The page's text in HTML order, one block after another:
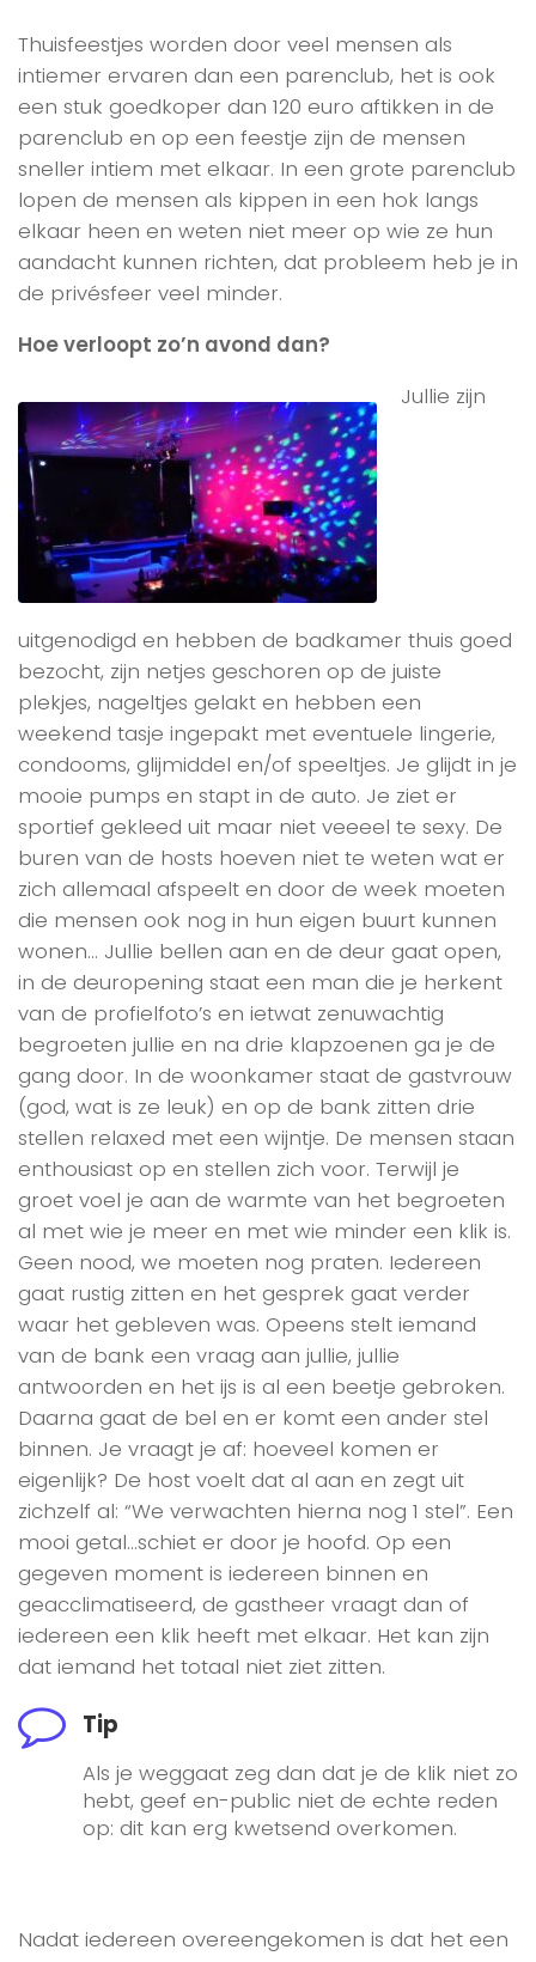
Thuisfeestjes worden door veel mensen als
intiemer ervaren dan een parenclub, het is ook
een stuk goedkoper dan 120 euro aftikken in de
parenclub en op een feestje zijn de mensen
sneller intiem met elkaar. In een grote parenclub
lopen de mensen als kippen in een hok langs
elkaar heen en weten niet meer op wie ze hun
aandacht kunnen richten, dat probleem heb je in
de privésfeer veel minder.
Hoe verloopt zo’n avond dan?
Jullie zijn
uitgenodigd en hebben de badkamer thuis goed
bezocht, zijn netjes geschoren op de juiste
plekjes, nageltjes gelakt en hebben een
weekend tasje ingepakt met eventuele lingerie,
condooms, glijmiddel en/of speeltjes. Je glijdt in je
mooie pumps en stapt in de auto. Je ziet er
sportief gekleed uit maar niet veeeel te sexy. De
buren van de hosts hoeven niet te weten wat er
zich allemaal afspeelt en door de week moeten
die mensen ook nog in hun eigen buurt kunnen
wonen… Jullie bellen aan en de deur gaat open,
in de deuropening staat een man die je herkent
van de profielfoto’s en ietwat zenuwachtig
begroeten jullie en na drie klapzoenen ga je de
gang door. In de woonkamer staat de gastvrouw
(god, wat is ze leuk) en op de bank zitten drie
stellen relaxed met een wijntje. De mensen staan
enthousiast op en stellen zich voor. Terwijl je
groet voel je aan de warmte van het begroeten
al met wie je meer en met wie minder een klik is.
Geen nood, we moeten nog praten. Iedereen
gaat rustig zitten en het gesprek gaat verder
waar het gebleven was. Opeens stelt iemand
van de bank een vraag aan jullie, jullie
antwoorden en het ijs is al een beetje gebroken.
Daarna gaat de bel en er komt een ander stel
binnen. Je vraagt je af: hoeveel komen er
eigenlijk? De host voelt dat al aan en zegt uit
zichzelf al: “We verwachten hierna nog 1 stel”. Een
mooi getal…schiet er door je hoofd. Op een
gegeven moment is iedereen binnen en
geacclimatiseerd, de gastheer vraagt dan of
iedereen een klik heeft met elkaar. Het kan zijn
dat iemand het totaal niet ziet zitten.
Tip
Als je weggaat zeg dan dat je de klik niet zo
hebt, geef en-public niet de echte reden
op: dit kan erg kwetsend overkomen.
Nadat iedereen overeengekomen is dat het een